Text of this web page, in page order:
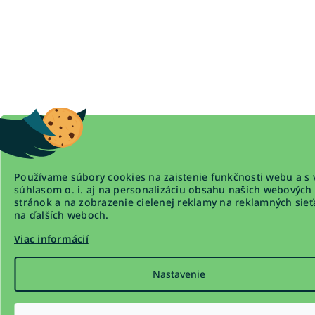
Používame súbory cookies na zaistenie funkčnosti webu a s
súhlasom o. i. aj na personalizáciu obsahu našich webových
stránok a na zobrazenie cielenej reklamy na reklamných
na ďalších weboch.
Viac informácií
Nastavenie